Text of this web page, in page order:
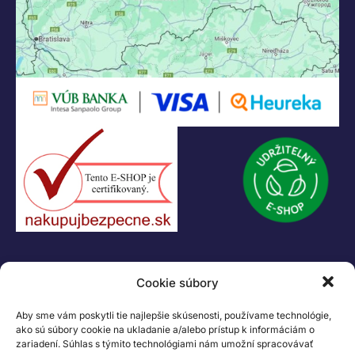
Cookie súbory
Aby sme vám poskytli tie najlepšie skúsenosti, používame technológie,
ako sú súbory cookie na ukladanie a/alebo prístup k informáciám o
zariadení. Súhlas s týmito technológiami nám umožní spracovávať
+421 907 919 608
legacik@legacik.sk